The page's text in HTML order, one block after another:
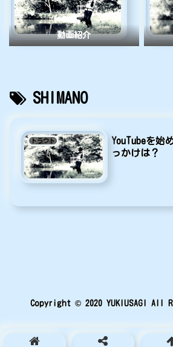
動画紹介
SHIMANO
トラウト
YouTubeを始
っかけは？
Copyright © 2020 YUKIUSAGI All